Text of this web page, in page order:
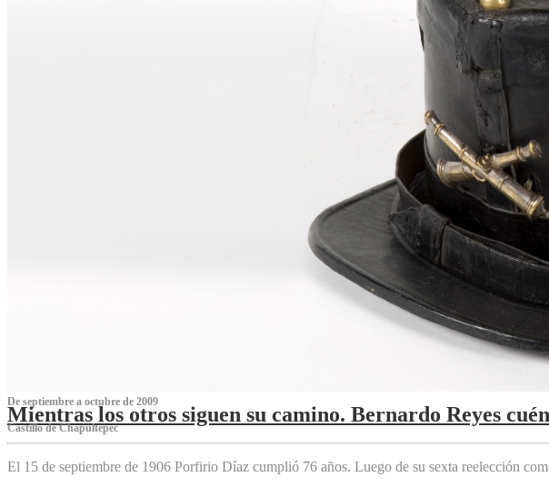
De septiembre a octubre de 2009
Mientras los otros siguen su camino. Bernardo Reyes
Castillo de Chapultepec
El 15 de septiembre de 1906 Porfirio Díaz cumplió 76 años. Luego de su sexta reelección